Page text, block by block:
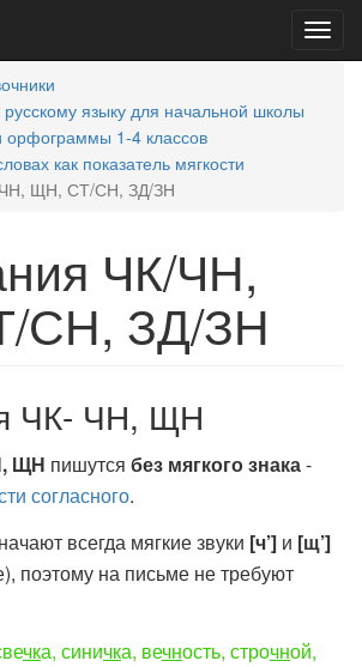
языку для начальной школы
1-4 классов
как показатель мягкости
ЧН, ЩН, СТ/СН, ЗД/ЗН
ЧК/ЧН,
СН, ЗД/ЗН
ЧК- ЧН, ЩН
ЩН пишутся без мягкого знака-
согласного.
всегда мягкие звуки [ч’] и [щ’]
поэтому на письме не требуют
чка, синичка, вечность, строчной,